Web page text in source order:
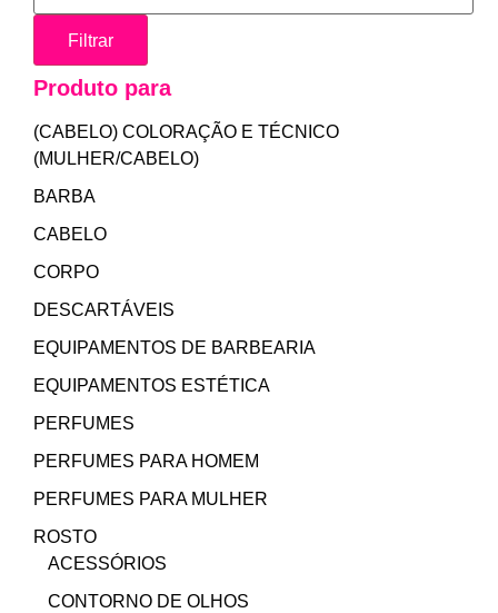
Filtrar
Produto para
(CABELO) COLORAÇÃO E TÉCNICO
(MULHER/CABELO)
BARBA
CABELO
CORPO
DESCARTÁVEIS
EQUIPAMENTOS DE BARBEARIA
EQUIPAMENTOS ESTÉTICA
PERFUMES
PERFUMES PARA HOMEM
PERFUMES PARA MULHER
ROSTO
ACESSÓRIOS
CONTORNO DE OLHOS